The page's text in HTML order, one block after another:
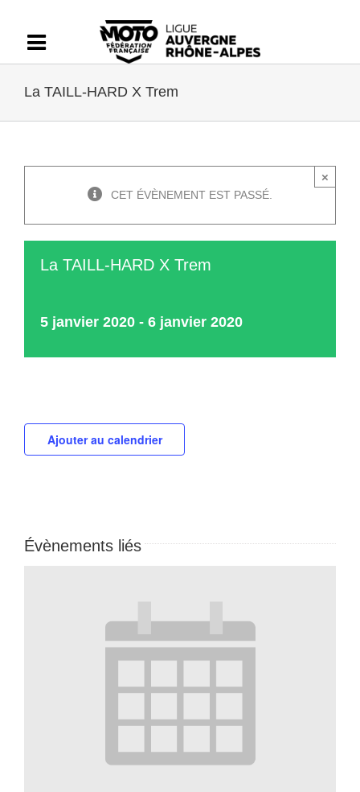
contenu
La TAILL-HARD X Trem
×
CET ÉVÈNEMENT EST PASSÉ.
La TAILL-HARD X Trem
5 janvier 2020 - 6 janvier 2020
Ajouter au calendrier
Évènements liés